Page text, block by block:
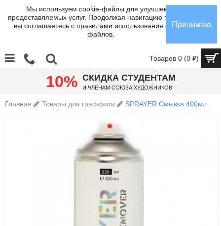
Мы используем cookie-файлы для улучшения
предоставляемых услуг. Продолжая навигацию по сайту,
вы соглашаетесь с правилами использования cookie-
файлов.
Принимаю
Товаров 0 (0 ₽)
10% СКИДКА СТУДЕНТАМ
И членам Союза Художников
Главная Товары для граффити SPRAYER Смывка 400мл